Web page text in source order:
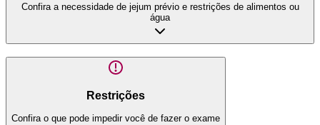
Confira a necessidade de jejum prévio e restrições de alimentos ou
água
Restrições
Confira o que pode impedir você de fazer o exame